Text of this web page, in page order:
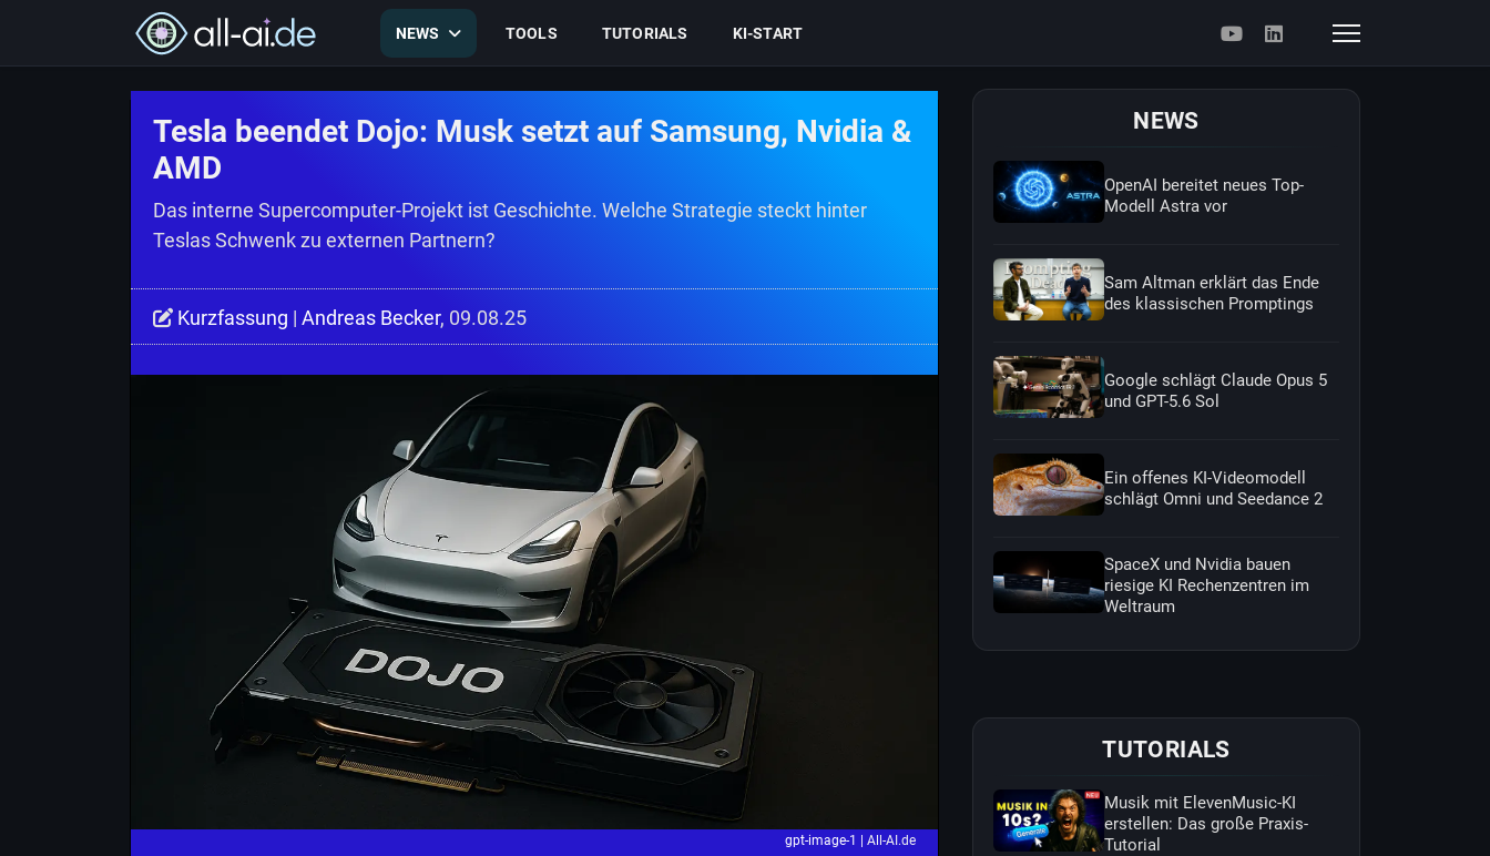
NEWS TOOLS TUTORIALS KI-START
Tesla beendet Dojo: Musk setzt auf Samsung, Nvidia &
AMD
Das interne Supercomputer-Projekt ist Geschichte. Welche Strategie steckt hinter
Teslas Schwenk zu externen Partnern?
Kurzfassung | Andreas Becker, 09.08.25
gpt-image-1 | All-AI.de
NEWS
OpenAI bereitet neues Top-
Modell Astra vor
Sam Altman erklärt das Ende
des klassischen Promptings
Google schlägt Claude Opus 5
und GPT-5.6 Sol
Ein offenes KI-Videomodell
schlägt Omni und Seedance 2
SpaceX und Nvidia bauen
riesige KI Rechenzentren im
Weltraum
TUTORIALS
Musik mit ElevenMusic-KI
erstellen: Das große Praxis-
Tutorial